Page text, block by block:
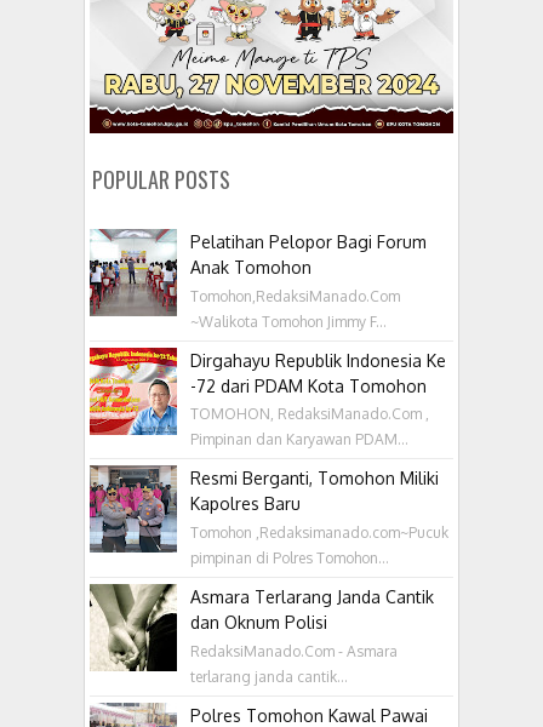
POPULAR POSTS
Pelatihan Pelopor Bagi Forum
Anak Tomohon
Tomohon,RedaksiManado.Com
~Walikota Tomohon Jimmy F...
Dirgahayu Republik Indonesia Ke
-72 dari PDAM Kota Tomohon
TOMOHON, RedaksiManado.Com ,
Pimpinan dan Karyawan PDAM...
Resmi Berganti, Tomohon Miliki
Kapolres Baru
Tomohon ,Redaksimanado.com~Pucuk
pimpinan di Polres Tomohon...
Asmara Terlarang Janda Cantik
dan Oknum Polisi
RedaksiManado.Com - Asmara
terlarang janda cantik...
Polres Tomohon Kawal Pawai